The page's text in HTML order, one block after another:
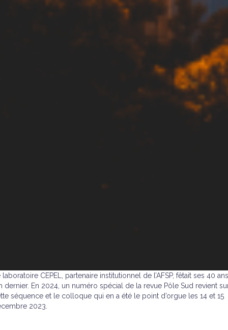
laboratoire CEPEL, partenaire institutionnel de l’AFSP, fêtait ses 40 ans
dernier. En 2024, un numéro spécial de la revue Pôle Sud revient
séquence et le colloque qui en a été le point d’orgue les 14 et 15
2023.